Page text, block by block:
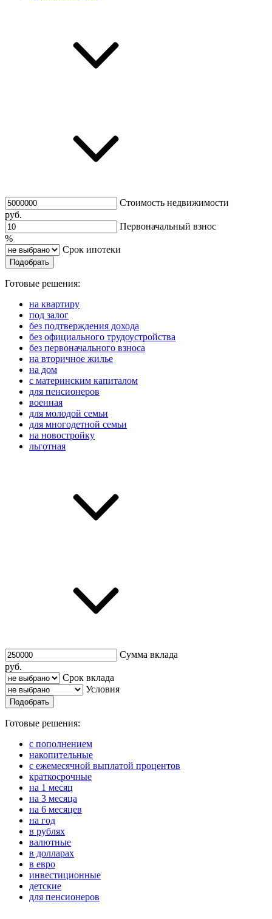
Стоимость недвижимости
руб.
Первоначальный взнос
%
Срок ипотеки
Подобрать
Готовые решения:
на квартиру
под залог
без подтверждения дохода
без официального трудоустройства
без первоначального взноса
на вторичное жилье
на дом
с материнским капиталом
для пенсионеров
военная
для молодой семьи
для многодетной семьи
на новостройку
льготная
Сумма вклада
руб.
Срок вклада
Условия
Подобрать
Готовые решения:
с пополнением
накопительные
с ежемесячной выплатой процентов
краткосрочные
на 1 месяц
на 3 месяца
на 6 месяцев
на год
в рублях
валютные
в долларах
в евро
инвестиционные
детские
для пенсионеров